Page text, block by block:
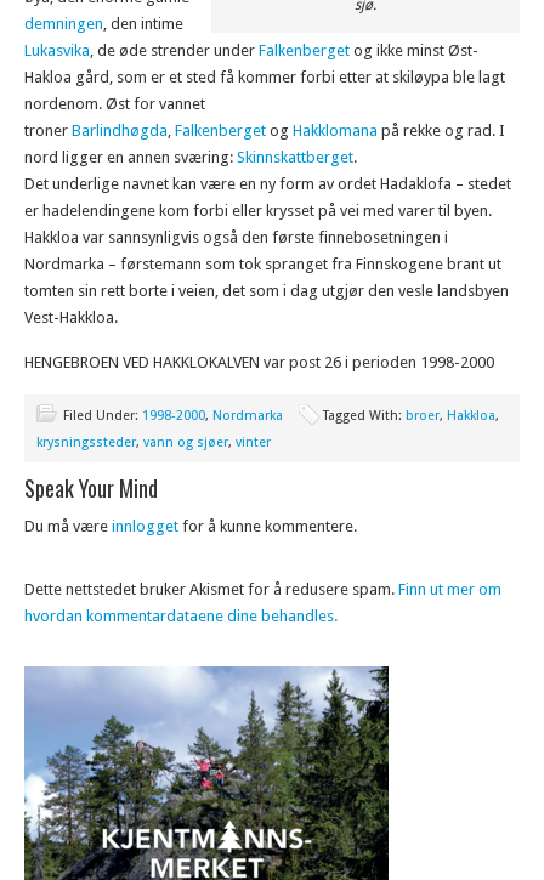
sjø.
demningen , den intime
Lukasvika , de øde strender under Falkenberget og ikke minst Øst-
Hakloa gård, som er et sted få kommer forbi etter at skiløypa ble lagt
nordenom. Øst for vannet
troner Barlindhøgda Falkenberget og Hakklomana på rekke og rad. I
nord ligger en annen sværing: Skinnskattberget.
Det underlige navnet kan være en ny form av ordet Hadaklofa – stedet
er hadelendingene kom forbi eller krysset på vei med varer til byen.
Hakkloa var sannsynligvis også den første finnebosetningen i
Nordmarka – førstemann som tok spranget fra Finnskogene brant ut
tomten sin rett borte i veien, det som i dag utgjør den vesle landsbyen
Vest-Hakkloa.
HENGEBROEN VED HAKKLOKALVEN var post 26 i perioden 1998-2000
Filed Under: 1998-2000, Nordmarka Tagged With: broer, Hakkloa,
krysningssteder, vann og sjøer, vinter
Speak Your Mind
Du må være innlogget for å kunne kommentere.
Dette nettstedet bruker Akismet for å redusere spam. Finn ut mer om
hvordan kommentardataene dine behandles.